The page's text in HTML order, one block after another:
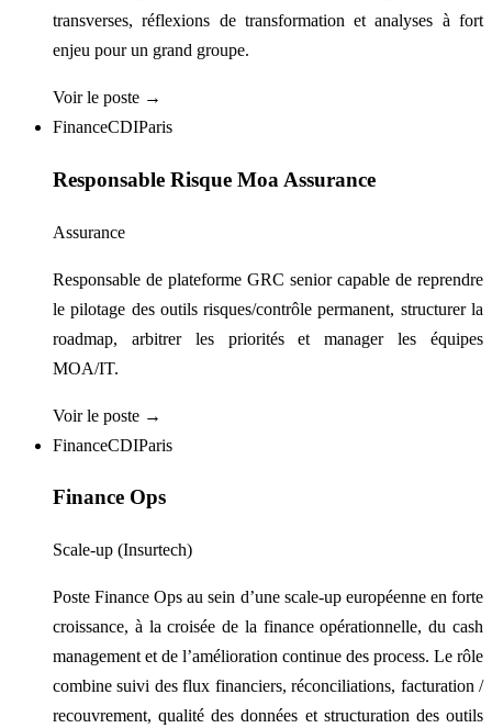
transverses, réflexions de transformation et analyses à fort
enjeu pour un grand groupe.
Voir le poste →
FinanceCDIParis
Responsable Risque Moa Assurance
Assurance
Responsable de plateforme GRC senior capable de reprendre
le pilotage des outils risques/contrôle permanent, structurer la
roadmap, arbitrer les priorités et manager les équipes
MOA/IT.
Voir le poste →
FinanceCDIParis
Finance Ops
Scale-up (Insurtech)
Poste Finance Ops au sein d’une scale-up européenne en forte
croissance, à la croisée de la finance opérationnelle, du cash
management et de l’amélioration continue des process. Le rôle
combine suivi des flux financiers, réconciliations, facturation /
recouvrement, qualité des données et structuration des outils